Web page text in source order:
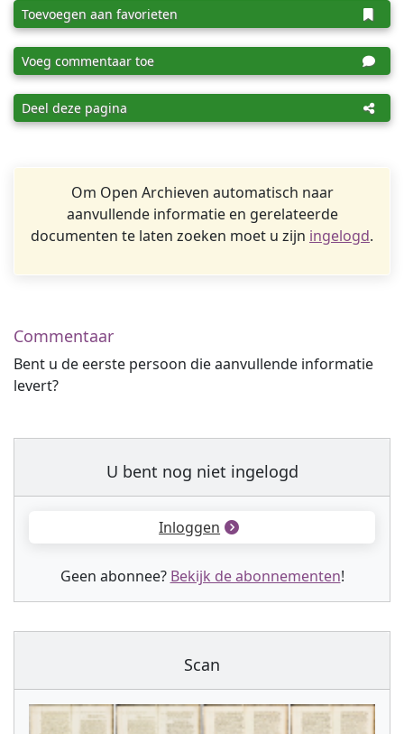
Toevoegen aan favorieten
Voeg commentaar toe
Deel deze pagina
Om Open Archieven automatisch naar
aanvullende informatie en gerelateerde
documenten te laten zoeken moet u zijn ingelogd.
Commentaar
Bent u de eerste persoon die aanvullende informatie
levert?
U bent nog niet ingelogd
Inloggen
Geen abonnee? Bekijk de abonnementen!
Scan